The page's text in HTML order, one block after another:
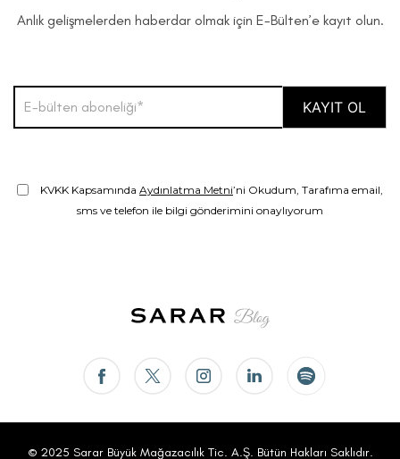
Anlık gelişmelerden haberdar olmak için E-Bülten’e kayıt olun.
KVKK Kapsamında Aydınlatma Metni’ni Okudum, Tarafıma email,
sms ve telefon ile bilgi gönderimini onaylıyorum
© 2025 Sarar Büyük Mağazacılık Tic. A.Ş. Bütün Hakları Saklıdır.